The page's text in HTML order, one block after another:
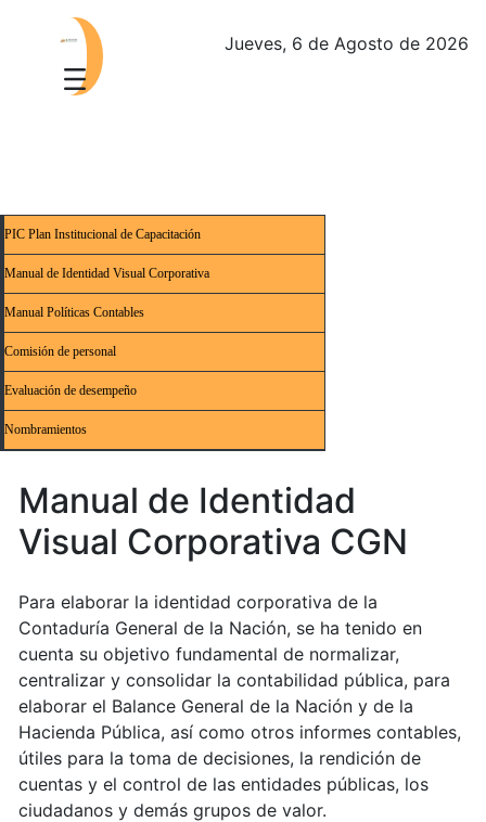
Jueves, 6 de Agosto de 2026
PIC Plan Institucional de Capacitación
Manual de Identidad Visual Corporativa
Manual Políticas Contables
Comisión de personal
Evaluación de desempeño
Nombramientos
Manual de Identidad
Visual Corporativa CGN
Para elaborar la identidad corporativa de la
Contaduría General de la Nación, se ha tenido en
cuenta su objetivo fundamental de normalizar,
centralizar y consolidar la contabilidad pública, para
elaborar el Balance General de la Nación y de la
Hacienda Pública, así como otros informes contables,
útiles para la toma de decisiones, la rendición de
cuentas y el control de las entidades públicas, los
ciudadanos y demás grupos de valor.